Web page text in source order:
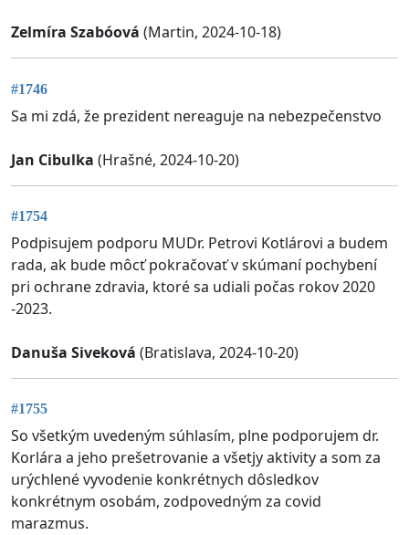
Zelmíra Szabóová (Martin, 2024-10-18)
#1746
Sa mi zdá, že prezident nereaguje na nebezpečenstvo
Jan Cibulka (Hrašné, 2024-10-20)
#1754
Podpisujem podporu MUDr. Petrovi Kotlárovi a budem
rada, ak bude môcť pokračovať v skúmaní pochybení
pri ochrane zdravia, ktoré sa udiali počas rokov 2020
-2023.
Danuša Siveková (Bratislava, 2024-10-20)
#1755
So všetkým uvedeným súhlasím, plne podporujem dr.
Korlára a jeho prešetrovanie a všetjy aktivity a som za
urýchlené vyvodenie konkrétnych dôsledkov
konkrétnym osobám, zodpovedným za covid
marazmus.